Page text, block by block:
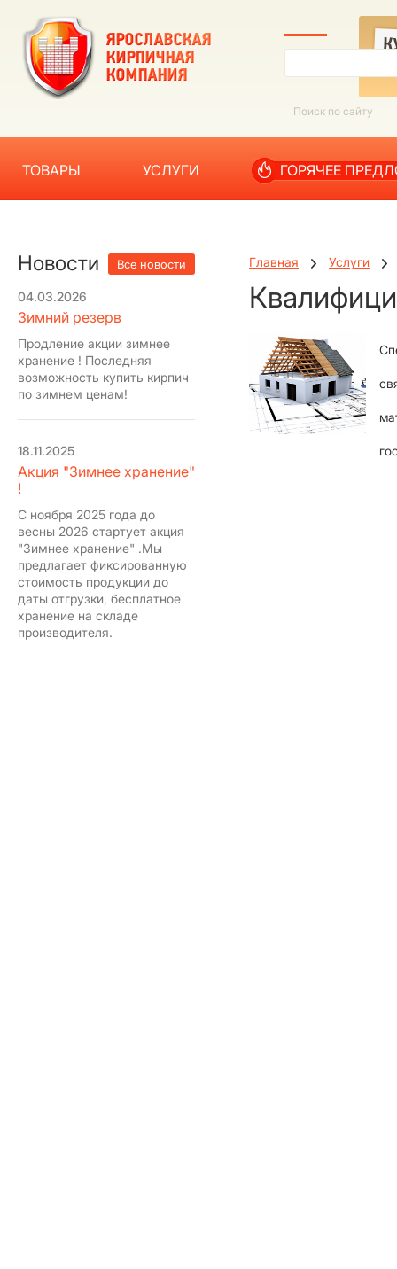
ТОВАРЫ УСЛУГИ ГОРЯЧЕЕ
Главная Услуги
Все новости
Новости
04.03.2026
Зимний резерв
Продление акции зимнее
хранение ! Последняя
возможность купить кирпич
по зимнем ценам!
18.11.2025
Акция "Зимнее хранение"
!
С ноября 2025 года до
весны 2026 стартует акция
"Зимнее хранение" .Мы
предлагает фиксированную
стоимость продукции до
даты отгрузки, бесплатное
хранение на складе
производителя.